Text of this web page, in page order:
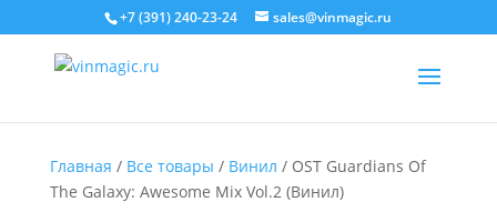
+7 (391) 240-23-24 sales@vinmagic.ru
Главная / Все товары / Винил / OST Guardians Of
The Galaxy: Awesome Mix Vol.2 (Винил)